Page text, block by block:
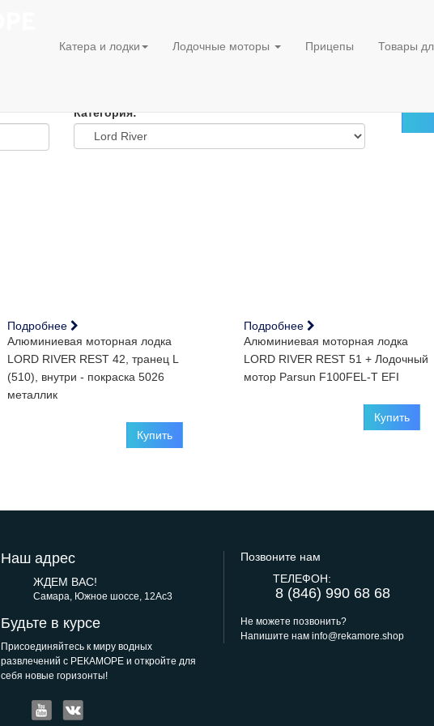
Катера и лодки Лодочные моторы Прицепы Товары
Категория:
Подробнее
Алюминиевая моторная лодка
LORD RIVER REST 42, транец L
(510), внутри - покраска 5026
металлик
Купить
Подробнее
Алюминиевая моторная лодка
LORD RIVER REST 51 + Лодочный
мотор Parsun F100FEL-T EFI
Купить
Наш адрес
ЖДЕМ ВАС!
Самара, Южное шоссе, 12Ас3
Будьте в курсе
Присоединяйтесь к миру водных
развлечений с РЕКАМОРЕ и откройте для
себя новые горизонты!
Позвоните нам
ТЕЛЕФОН:
8 (846) 990 68 68
Не можете позвонить?
Напишите нам info@rekamore.shop